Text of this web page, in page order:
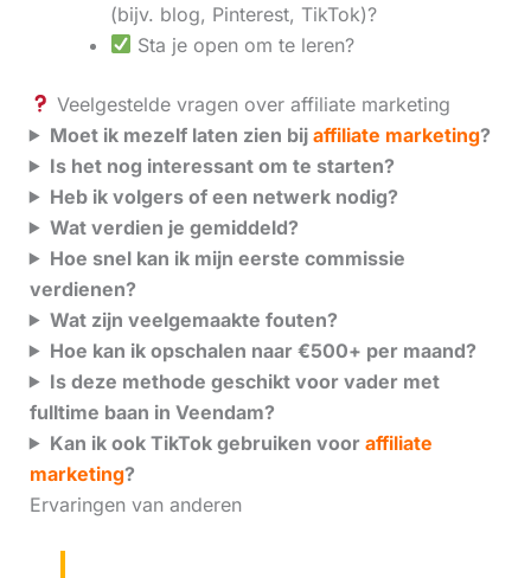
(bijv. blog, Pinterest, TikTok)?
Sta je open om te leren?
Veelgestelde vragen over affiliate marketing
Moet ik mezelf laten zien bij affiliate marketing?
Is het nog interessant om te starten?
Heb ik volgers of een netwerk nodig?
Wat verdien je gemiddeld?
Hoe snel kan ik mijn eerste commissie
verdienen?
Wat zijn veelgemaakte fouten?
Hoe kan ik opschalen naar €500+ per maand?
Is deze methode geschikt voor vader met
fulltime baan in Veendam?
Kan ik ook TikTok gebruiken voor affiliate
marketing?
Ervaringen van anderen